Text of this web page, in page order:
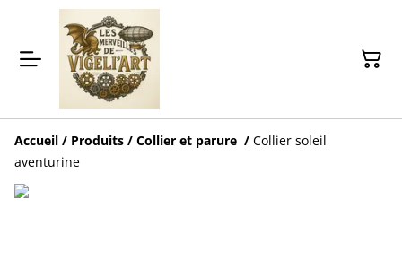
Accueil / Produits / Collier et parure / Collier soleil
aventurine